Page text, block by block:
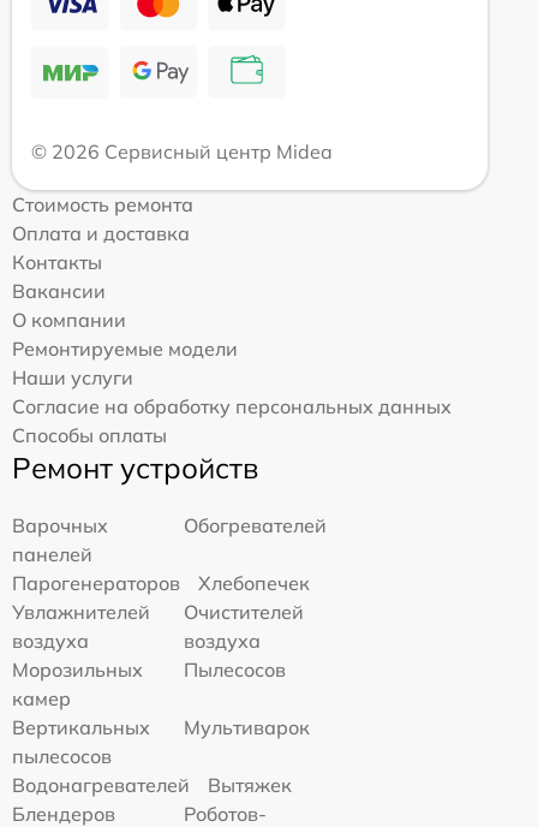
© 2026 Сервисный центр Midea
Стоимость ремонта
Оплата и доставка
Контакты
Вакансии
О компании
Ремонтируемые модели
Наши услуги
Согласие на обработку персональных данных
Способы оплаты
Ремонт устройств
Варочных
панелей
Обогревателей
Парогенераторов
Хлебопечек
Увлажнителей
воздуха
Очистителей
воздуха
Морозильных
камер
Пылесосов
Вертикальных
пылесосов
Мультиварок
Водонагревателей
Вытяжек
Блендеров
Роботов-